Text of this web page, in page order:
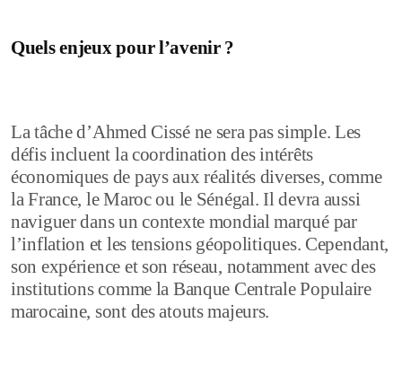
Quels enjeux pour l’avenir ?
La tâche d’Ahmed Cissé ne sera pas simple. Les
défis incluent la coordination des intérêts
économiques de pays aux réalités diverses, comme
la France, le Maroc ou le Sénégal. Il devra aussi
naviguer dans un contexte mondial marqué par
l’inflation et les tensions géopolitiques. Cependant,
son expérience et son réseau, notamment avec des
institutions comme la Banque Centrale Populaire
marocaine, sont des atouts majeurs.